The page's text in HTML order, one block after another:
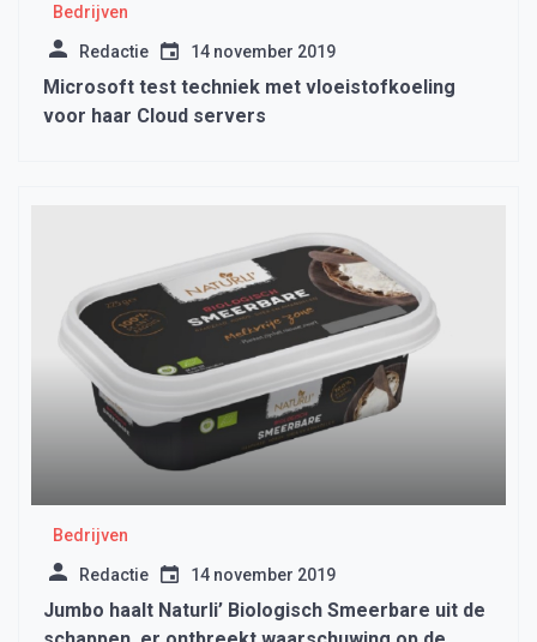
Bedrijven
Redactie 14 november 2019
Microsoft test techniek met vloeistofkoeling
voor haar Cloud servers
Bedrijven
Redactie 14 november 2019
Jumbo haalt Naturli’ Biologisch Smeerbare uit de